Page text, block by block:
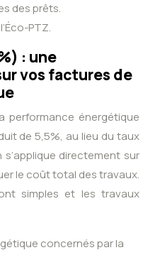
des prêts.
PTZ.
: une
vos factures de
performance énergétique
de 5,5%, au lieu du taux
directement sur
le coût total des travaux.
simples et les travaux
concernés par la